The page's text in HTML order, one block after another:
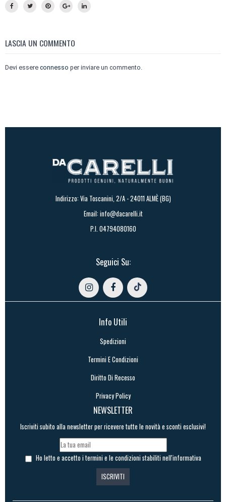
LASCIA UN COMMENTO
Devi essere connesso per inviare un commento.
Indirizzo: Via Toscanini, 2/A - 24011 ALMÈ (BG)
Email: info@dacarelli.it
P.I. 04794080160
Seguici Su:
Info Utili
Spedizioni
Termini E Condizioni
Diritto Di Recesso
Privacy Policy
NEWSLETTER
Iscriviti subito alla newsletter per ricevere tutte le novità e sconti esclusivi!
Ho letto e accetto i termini e le condizioni stabiliti nell'informativa